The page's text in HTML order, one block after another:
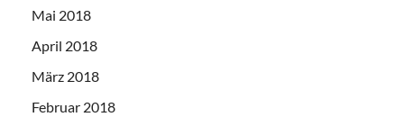
Mai 2018
April 2018
März 2018
Februar 2018